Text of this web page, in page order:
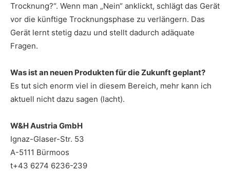
Trocknung?“. Wenn man „Nein“ anklickt, schlägt das Gerät
vor die künftige Trocknungsphase zu verlängern. Das
Gerät lernt stetig dazu und stellt dadurch adäquate
Fragen.
Was ist an neuen Produkten für die Zukunft geplant?
Es tut sich enorm viel in diesem Bereich, mehr kann ich
aktuell nicht dazu sagen (lacht).
W&H Austria GmbH
Ignaz-Glaser-Str. 53
A-5111 Bürmoos
t+43 6274 6236-239